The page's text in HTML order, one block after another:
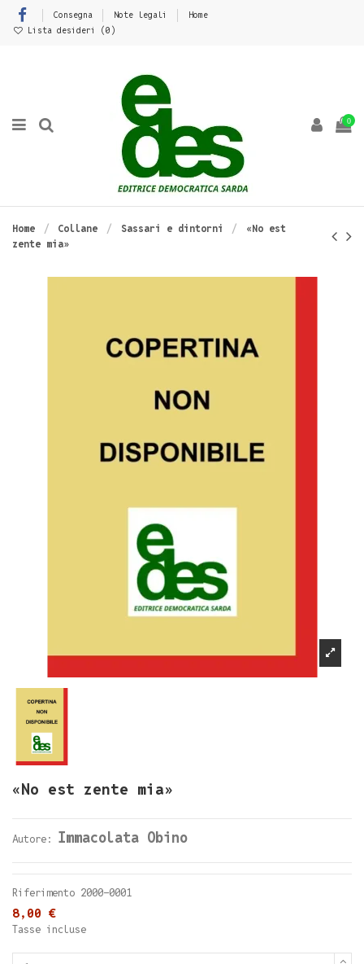
Consegna Note legali
Home
Lista desideri (0 )
0
Home Collane Sassari e dintorni
«No est
zente mia»
«No est zente mia»
Autore: Immacolata Obino
Riferimento 2000-0001
8,00 €
Tasse incluse